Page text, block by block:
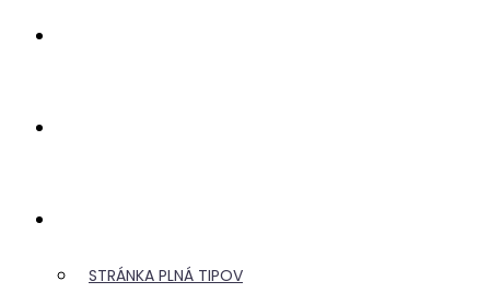
STRÁNKA PLNÁ TIPOV